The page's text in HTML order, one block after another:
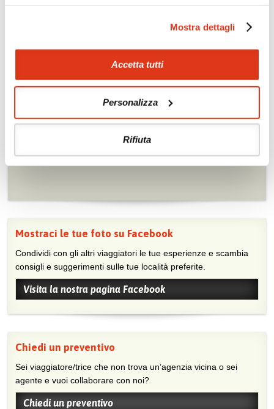
Mostra dettagli
Accetta tutti
Personalizza
Rifiuta
Tour culturali Itinerari naturalistici
Campi tendati nel deserto Soggiorni balneari
Mostraci le tue foto su Facebook
Condividi con gli altri viaggiatori le tue esperienze e scambia
consigli e suggerimenti sulle tue località preferite.
Visita la nostra pagina Facebook
Chiedi un preventivo
Sei viaggiatore/trice che non trova un’agenzia vicina o sei
agente e vuoi collaborare con noi?
Chiedi un preventivo